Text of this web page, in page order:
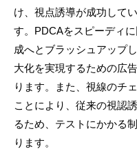
け、視点誘導が成功して
す。PDCAをスピーディ
成へとブラッシュアップ
大化を実現するための広
ります。また、視線のチ
ことにより、従来の視認
るため、テストにかかる
ります。